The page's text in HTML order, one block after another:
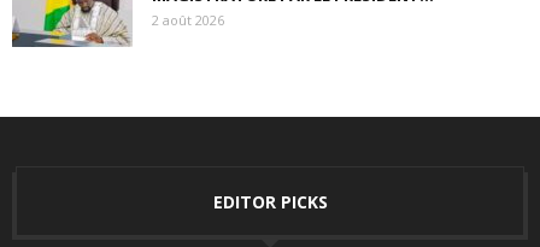
2 août 2026
EDITOR PICKS